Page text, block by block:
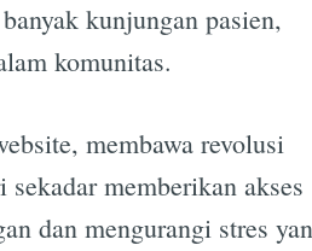
kunjungan pasien,
komunitas.
membawa revolusi
memberikan akses
dan mengurangi stres